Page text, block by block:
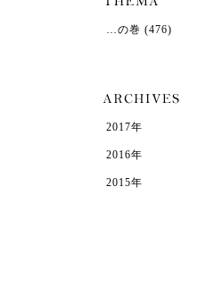
…の巻 (476)
2017年
2016年
2015年